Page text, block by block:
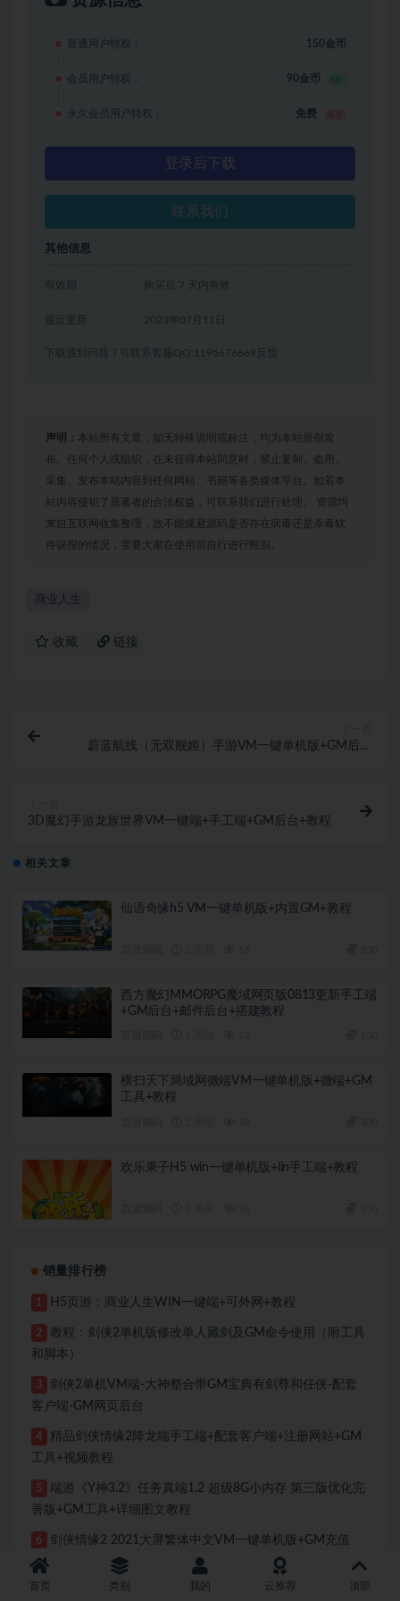
普通用户特权： 150金币
会员用户特权： 90金币 6折
永久会员用户特权： 免费
登录后下载
联系我们
其他信息
有效期 购买后 7 天内有效
2023年07月11日
下载遇到问题？可联系客服QQ:1195676669反馈
声明： 本站所有文章，如无特殊说明或标注，均为本站原创发
布。任何个人或组织，在未征得本站同意时，禁止复制、盗用、
采集、发布本站内容到任何网站、书籍等各类媒体平台。如若本
站内容侵犯了原著者的合法权益，可联系我们进行处理。 资源均
来自互联网收集整理，故不能规避源码是否存在病毒还是杀毒软
件误报的情况，需要大家在使用前自行进行甄别。
商业人生
收藏 链接
蔚蓝航线（无双舰姬）手游VM一键单机版+GM后台
3D魔幻手游龙族世界VM一键端+手工端+GM后台+教程
相关文章
仙语奇缘h5 VM一键单机版+内置GM+教程
西方魔幻MMORPG魔域网页版0813更新手工端
+GM后台+邮件后台+搭建教程
横扫天下局域网微端VM一键单机版+微端+GM
工具+教程
欢乐果子H5 win一键单机版+lin手工端+教程
销量排行榜
1 H5页游：商业人生WIN一键端+可外网+教程
2
教程：剑侠2单机版修改单人藏剑及GM命令使用（附工具
和脚本）
3
剑侠2单机VM端-大神整合带GM宝典有剑尊和任侠-配套
客户端-GM网页后台
4
精品剑侠情缘2降龙端手工端+配套客户端+注册网站+GM
工具+视频教程
5
端游《Y神3.2》任务真端1.2 超级8G小内存 第三版优化完
善版+GM工具+详细图文教程
6
剑侠情缘2 2021大屏繁体中文VM一键单机版+GM充值
+教程
7 剑网三大橙武90级win一键单机版+免虚拟机+解压即玩
首页 类别 我的 云推荐 顶部